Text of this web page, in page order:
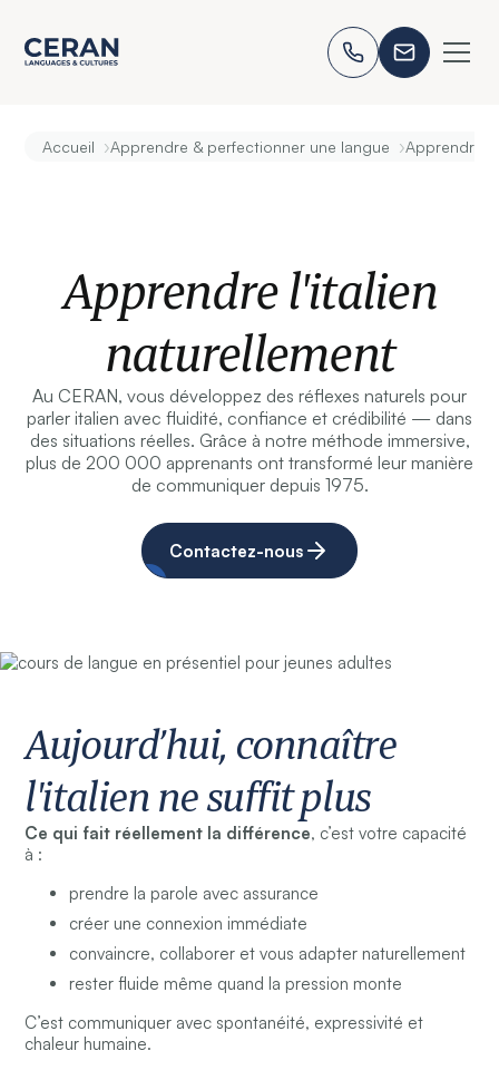
Accueil ›Apprendre & perfectionner une langue ›Apprendre
Apprendre l'italien
naturellement
Au CERAN, vous développez des réflexes naturels pour
parler italien avec fluidité, confiance et crédibilité — dans
des situations réelles. Grâce à notre méthode immersive,
plus de 200 000 apprenants ont transformé leur manière
de communiquer depuis 1975.
Contactez-nous
Aujourd’hui, connaître
l'italien ne suffit plus
Ce qui fait réellement la différence, c’est votre capacité
à :
prendre la parole avec assurance
créer une connexion immédiate
convaincre, collaborer et vous adapter naturellement
rester fluide même quand la pression monte
C’est communiquer avec spontanéité, expressivité et
chaleur humaine.